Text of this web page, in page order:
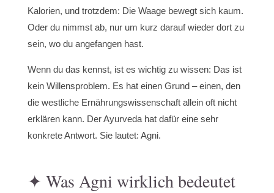
Kalorien, und trotzdem: Die Waage bewegt sich kaum.
Oder du nimmst ab, nur um kurz darauf wieder dort zu
sein, wo du angefangen hast.
Wenn du das kennst, ist es wichtig zu wissen: Das ist
kein Willensproblem. Es hat einen Grund – einen, den
die westliche Ernährungswissenschaft allein oft nicht
erklären kann. Der Ayurveda hat dafür eine sehr
konkrete Antwort. Sie lautet: Agni.
✦ Was Agni wirklich bedeutet